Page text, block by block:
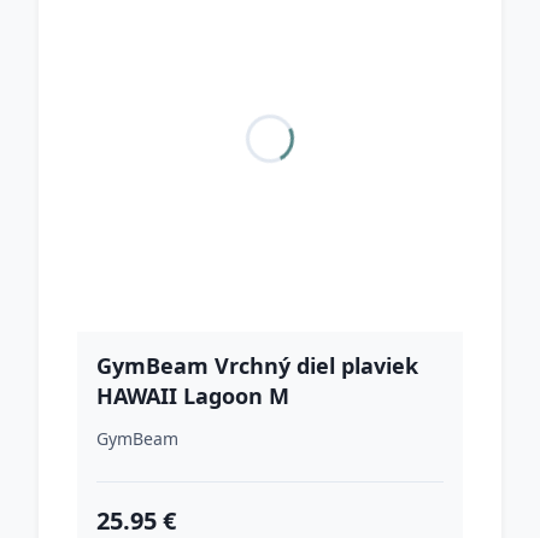
GymBeam Vrchný diel plaviek
HAWAII Lagoon M
GymBeam
25.95 €